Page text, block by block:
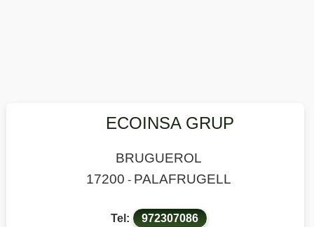
ECOINSA GRUP
BRUGUEROL
17200 - PALAFRUGELL
Tel: 972307086